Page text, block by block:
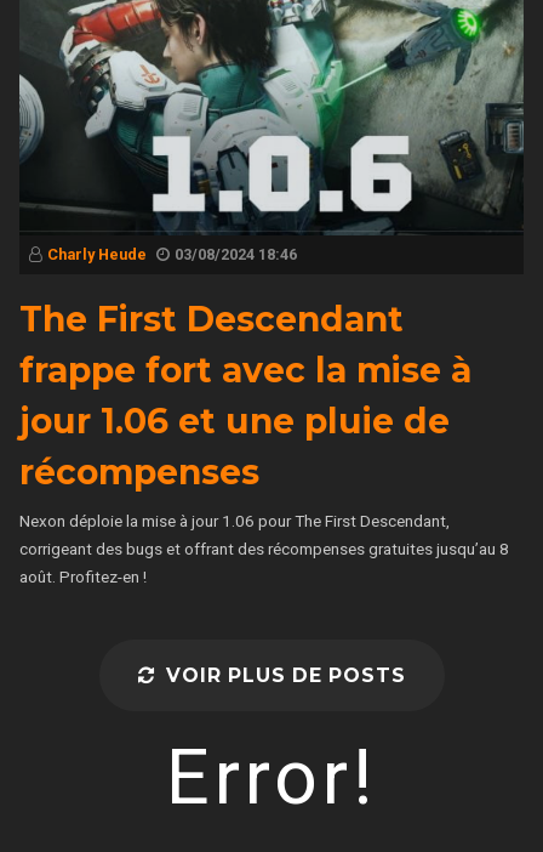
Charly Heude 03/08/2024 18:46
The First Descendant
frappe fort avec la mise à
jour 1.06 et une pluie de
récompenses
Nexon déploie la mise à jour 1.06 pour The First Descendant,
corrigeant des bugs et offrant des récompenses gratuites jusqu’au 8
août. Profitez-en !
VOIR PLUS DE POSTS
Error!